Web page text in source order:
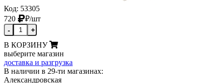
Код: 53305
720
₽/шт
- +
В КОРЗИНУ
выберите магазин
доставка и разгрузка
В наличии в 29-ти магазинах:
Александровская